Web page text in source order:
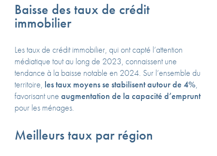
Baisse des taux de crédit
immobilier
Les taux de crédit immobilier, qui ont capté l’attention
médiatique tout au long de 2023, connaissent une
tendance à la baisse notable en 2024. Sur l’ensemble du
territoire, les taux moyens se stabilisent autour de 4%,
favorisant une augmentation de la capacité d’emprunt
pour les ménages.
Meilleurs taux par région